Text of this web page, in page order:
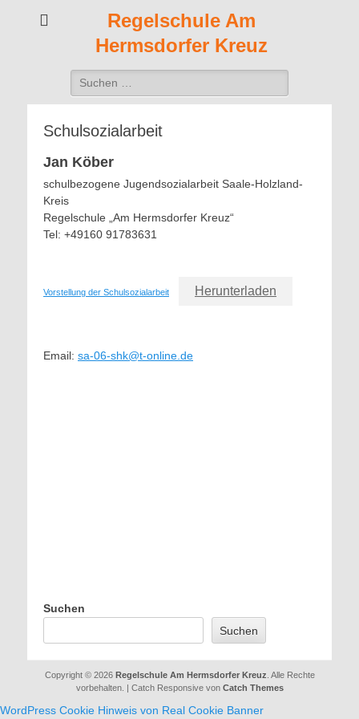
Regelschule Am
Hermsdorfer Kreuz
Suchen
nach:
Schulsozialarbeit
Jan Köber
schulbezogene Jugendsozialarbeit Saale-Holzland-
Kreis
Regelschule „Am Hermsdorfer Kreuz“
Tel: +49160 91783631
Vorstellung der Schulsozialarbeit Herunterladen
Email: sa-06-shk@t-online.de
Suchen
Suchen
Copyright © 2026 Regelschule Am Hermsdorfer Kreuz . Alle Rechte
vorbehalten. | Catch Responsive von Catch Themes
WordPress Cookie Hinweis von Real Cookie Banner